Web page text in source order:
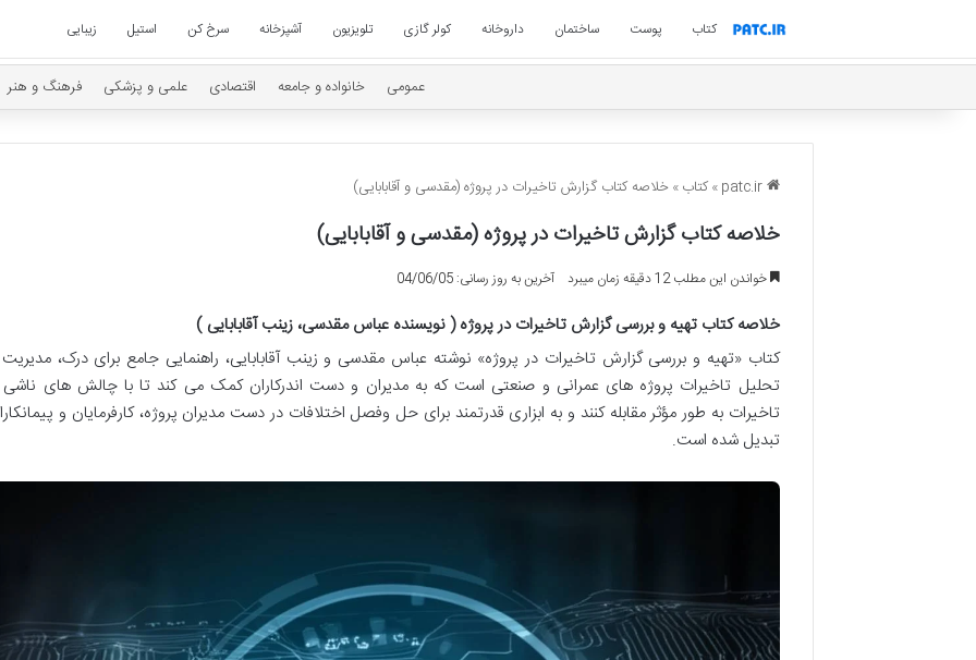
کتاب پوست ساختمان داروخانه کولر گازی تلویزیون آشپزخانه سرخ کن استیل زیبایی
عمومی خانواده و جامعه اقتصادی علمی و پزشکی فرهنگ و هنر
patc.ir
» کتاب » خلاصه کتاب گزارش تاخیرات در پروژه (مقدسی و آقابابایی)
خلاصه کتاب گزارش تاخیرات در پروژه (مقدسی و آقابابایی)
آخرین به روز رسانی: 04/06/05 خواندن این مطلب 12 دقیقه زمان میبرد
خلاصه کتاب تهیه و بررسی گزارش تاخیرات در پروژه ( نویسنده عباس مقدسی، زینب آقابابایی )
کتاب «تهیه و بررسی گزارش تاخیرات در پروژه» نوشته عباس مقدسی و زینب آقابابایی، راهنمایی جامع برای درک،
تحلیل تاخیرات پروژه های عمرانی و صنعتی است که به مدیران و دست اندرکاران کمک می کند تا با چالش های ناشی
تاخیرات به طور مؤثر مقابله کنند و به ابزاری قدرتمند برای حل وفصل اختلافات در دست مدیران پروژه، کارفرمایان و
تبدیل شده است.